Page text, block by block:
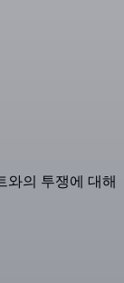
와의 투쟁에 대해